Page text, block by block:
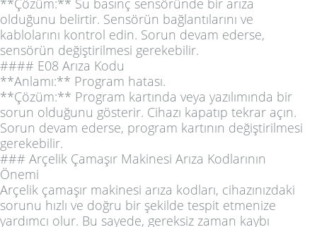
**Çözüm:** Su basınç sensöründe bir arıza
olduğunu belirtir. Sensörün bağlantılarını ve
kablolarını kontrol edin. Sorun devam ederse,
sensörün değiştirilmesi gerekebilir.
#### E08 Arıza Kodu
**Anlamı:** Program hatası.
**Çözüm:** Program kartında veya yazılımında bir
sorun olduğunu gösterir. Cihazı kapatıp tekrar açın.
Sorun devam ederse, program kartının değiştirilmesi
gerekebilir.
### Arçelik Çamaşır Makinesi Arıza Kodlarının
Önemi
Arçelik çamaşır makinesi arıza kodları, cihazınızdaki
sorunu hızlı ve doğru bir şekilde tespit etmenize
yardımcı olur. Bu sayede, gereksiz zaman kaybı